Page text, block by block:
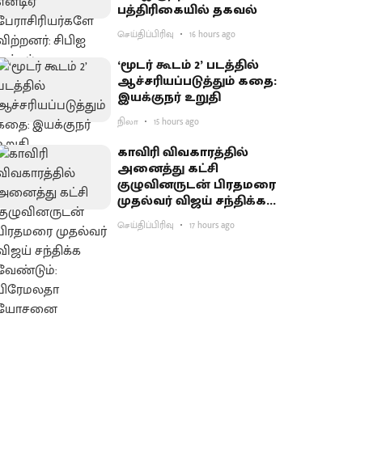
பத்திரிகையில் தகவல்
செய்திப்பிரிவு 16 hours ago
‘மூடர் கூடம் 2’ படத்தில்
ஆச்சரியப்படுத்​தும் கதை:
இயக்குநர் உறுதி
நிலா 15 hours ago
காவிரி விவகாரத்தில்
அனைத்து கட்சி
குழுவினருடன் பிரதமரை
முதல்வர் விஜய் சந்திக்க
வேண்டும்: பிரேமலதா
யோசனை
செய்திப்பிரிவு 17 hours ago